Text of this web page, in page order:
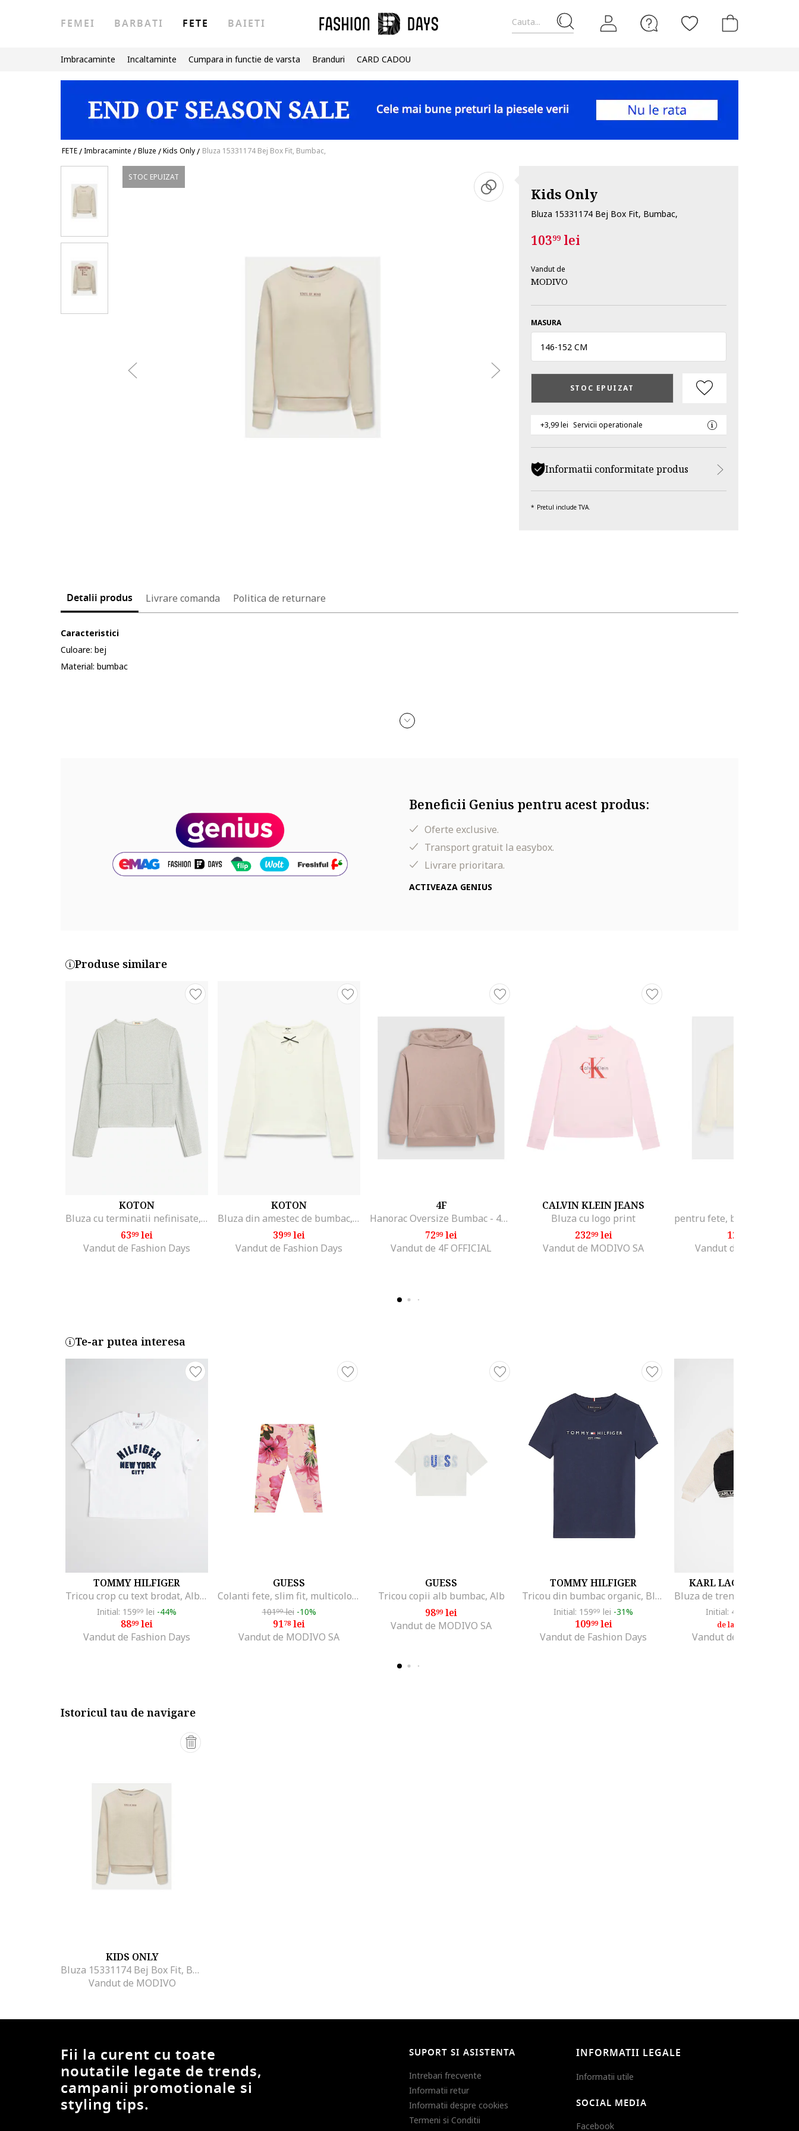
Cauta...
FEMEI BARBATI FETE BAIETI
Imbracaminte Incaltaminte Cumpara in functie de varsta Branduri CARD CADOU
FETE/Imbracaminte /Bluze /Kids Only/ Bluza 15331174 Bej Box Fit, Bumbac,
STOC EPUIZAT
Kids Only
Bluza 15331174 Bej Box Fit, Bumbac,
10399lei
Vandut de
MODIVO
MASURA
146-152 CM
STOC EPUIZAT
+3,99 lei Servicii operationale
Informatii conformitate produs
Pretul include TVA.
Detalii produs Livrare comanda Politica de returnare
Caracteristici
Culoare: bej
Material: bumbac
Beneficii Genius pentru acest produs:
Oferte exclusive.
Transport gratuit la easybox.
Livrare prioritara.
ACTIVEAZA GENIUS
Produse similare
KOTON
Bluza cu terminatii nefinisate, Gri deschis
6399lei
Vandut de Fashion Days
KOTON
Bluza din amestec de bumbac, Ecru
3999lei
Vandut de Fashion Days
4F
Hanorac Oversize Bumbac - 43974, Bej
7299lei
Vandut de 4F OFFICIAL
CALVIN KLEIN JEANS
Bluza cu logo print
23299lei
Vandut de MODIVO SA
121
Vandut de STEPSPORT
Te-ar putea interesa
TOMMY HILFIGER
Tricou crop cu text brodat, Albastru ultramarin/Alb optic
Initial: 15999 lei -44%
8899lei
Vandut de Fashion Days
GUESS
Colanti fete, slim fit, multicolor, bumbac
10199lei -10%
9178 lei
Vandut de MODIVO SA
GUESS
Tricou copii alb bumbac, Alb
9899lei
Vandut de MODIVO SA
TOMMY HILFIGER
Tricou din bumbac organic, Bleumarin
Initial: 15999 lei -31%
10999lei
Vandut de Fashion Days
KARL LAGERFELD
Initial: 482
de la
Vandut de Fashion Days
Istoricul tau de navigare
KIDS ONLY
Bluza 15331174 Bej Box Fit, Bumbac,
Vandut de MODIVO
Fii la curent cu toate
noutatile legate de trends,
campanii promotionale si
styling tips.
SUPORT SI ASISTENTA
Intrebari frecvente
Informatii retur
Informatii despre cookies
Termeni si Conditii
INFORMATII LEGALE
Informatii utile
SOCIAL MEDIA
Facebook